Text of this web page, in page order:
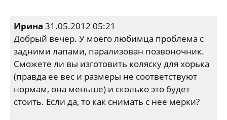
Ирина 31.05.2012 05:21
Добрый вечер. У моего любимца проблема с
задними лапами, парализован позвоночник.
Сможете ли вы изготовить коляску для хорька
(правда ее вес и размеры не соответствуют
нормам, она меньше) и сколько это будет
стоить. Если да, то как снимать с нее мерки?